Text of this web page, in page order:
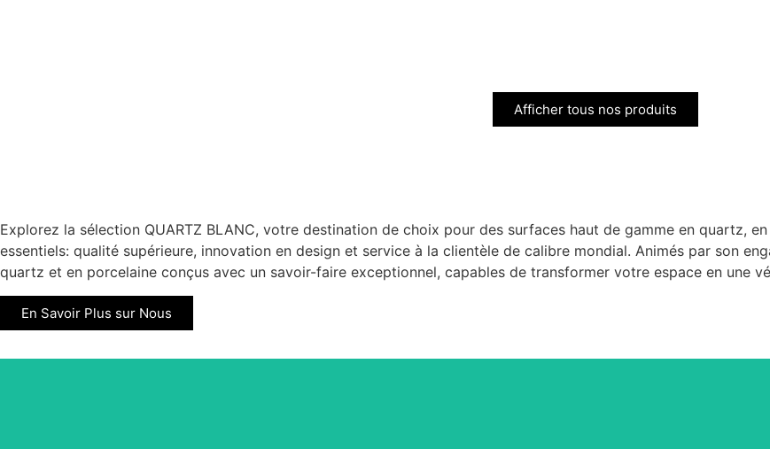
Afficher tous nos produits
Explorez la sélection QUARTZ BLANC, votre destination de choix pour des surfaces haut de gamme en quartz,
essentiels: qualité supérieure, innovation en design et service à la clientèle de calibre mondial. Animés par son
quartz et en porcelaine conçus avec un savoir-faire exceptionnel, capables de transformer votre espace en une
En Savoir Plus sur Nous